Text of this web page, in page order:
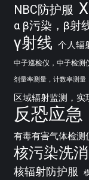
NBC防护服
α β污染，β射
γ射线 个人辐
中子巡检仪，中子检测
剂量率测量，计数率测量
区域辐射监测，实
反恐应急
有毒有害气体检测
核污染洗消
核辐射防护服